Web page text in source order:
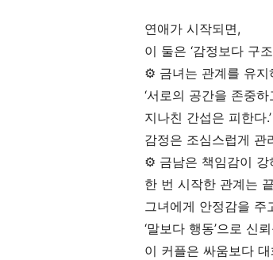
연애가 시작되면,
이 둘은 ‘감정보다 구
⚙️ 금녀는 관계를 유지
‘서로의 공간을 존중하
지나친 간섭은 피한다.’
감정은 조심스럽게 관
⚙️ 금남은 책임감이 강
한 번 시작한 관계는
그녀에게 안정감을 주
‘말보다 행동’으로 신
이 커플은 싸움보다